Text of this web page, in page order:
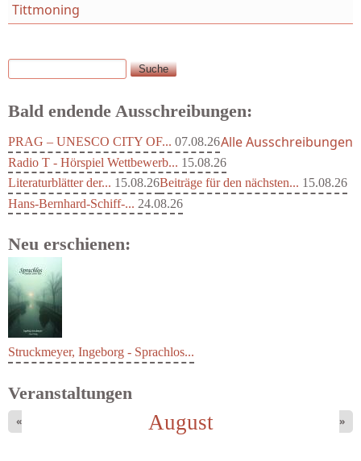
Tittmoning
Suchformular
Suche
Bald endende Ausschreibungen:
PRAG – UNESCO CITY OF... 07.08.26
Radio T - Hörspiel Wettbewerb... 15.08.26
Literaturblätter der... 15.08.26Beiträge für den nächsten... 15.08.26
Hans-Bernhard-Schiff-... 24.08.26
Alle Ausschreibungen
Neu erschienen:
Struckmeyer, Ingeborg - Sprachlos...
Veranstaltungen
August
« »